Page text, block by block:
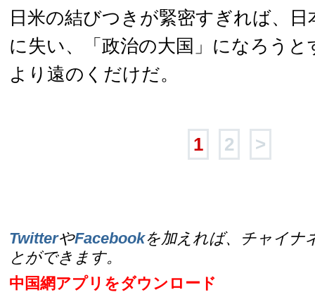
日米の結びつきが緊密すぎれば、
に失い、「政治の大国」になろう
より遠のくだけだ。
1 2 >
TwitterやFacebookを加えれば、チャイナ
とができます。
中国網アプリをダウンロード